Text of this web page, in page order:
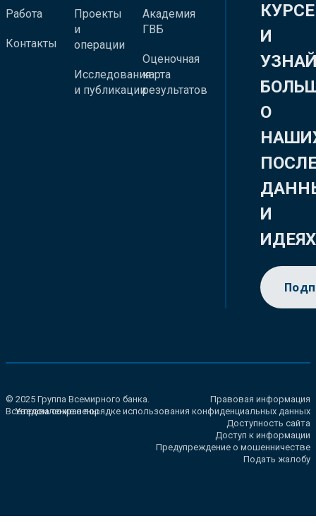
Работа
Контакты
Проекты
и
операции
Исследования
и публикации
Академия
ГВБ
Оценочная
карта
результатов
КУРСЕ
И
О
И
ИДЕЯХ
© 2025 Группа Всемирного банка.
Все права сохранены.
Правовая информация
Уведомление о порядке использования конфиденциальных данных
Доступность сайта
Доступ к информации
Предупреждение о мошенничестве
Подать жалобу